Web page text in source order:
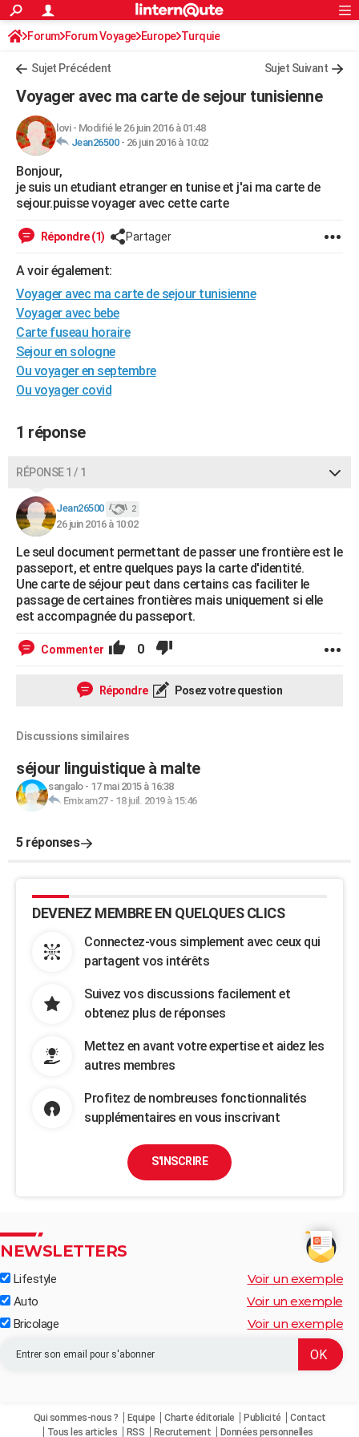
ACTUALITÉS
Politique
Société
Faits Divers
Education
Monde
Villes
+
FINANCE
Retraite
Impôts
Epargne
Immobilier
Risques naturels par ville
Banque
Assurance
Crédit
AUTO
Essais
Réserver un essai
Citadines
Berlines
SUV
Forum auto
+HIGH-TECH
Mobiles
Meilleur smartphone
Internet
Ordinateurs
Jeux vidéo
Guide high-tech
+
Forum
Aménagement intérieur
Extérieur
Cuisine
Salle de bains
Jardinage
Rangement
WEEK-END
Guides de France
Escapades
Patrimoine
Expositions
Musées
Week-end nature
+LIFESTYLE
Art de vivre
Bien-être
Loisirs
Mode
Modes de vie
SANTE
Alimentation
Guide de la santé
Maladies
Médicaments
Sommeil
VOYAGE
Destinations
City break
Voyage nature
Voyage de noces
Forum
Climat
+PHOTO
BONS PLANS
CARTE DE VOEUX
Carte de Noël
Carte Bonne année
Carte Saint-Valentin
Carte Pâques
Carte d'anniversaire
DICTIONNAIRE
Dictionnaire
Biographies
Citations
Expressions
Proverbes
COPAINS D'AVANT
S'inscrire
Se connecter
Lycées
Collèges
Primaires
Universités
Entreprises
Service militaire
Avis de recherche
AVIS DE DÉCÈS
FORUM
S'inscrire
Connexion
Forum Forum Voyage Europe Turquie
Sujet Précédent Sujet Suivant
Voyager avec ma carte de sejour tunisienne
lovi- Modifié le 26 juin 2016 à 01:48
Jean26500- 26 juin 2016 à 10:02
Bonjour,
je suis un etudiant etranger en tunise et j'ai ma carte de
sejour.puisse voyager avec cette carte
Répondre (1) Partager
A voir également:
Voyager avec ma carte de sejour tunisienne
Voyager avec bebe
Carte fuseau horaire
Sejour en sologne
Ou voyager en septembre
Ou voyager covid
1 réponse
RÉPONSE 1 / 1
Jean26500 2
26 juin 2016 à 10:02
Le seul document permettant de passer une frontière est le
passeport, et entre quelques pays la carte d'identité.
Une carte de séjour peut dans certains cas faciliter le
passage de certaines frontières mais uniquement si elle
est accompagnée du passeport.
Commenter 0
Répondre Posez votre question
Discussions similaires
séjour linguistique à malte
sangalo- 17 mai 2015 à 16:38
Emixam27- 18 juil. 2019 à 15:46
5 réponses
DEVENEZ MEMBRE EN QUELQUES CLICS
Connectez-vous simplement avec ceux qui
partagent vos intérêts
Suivez vos discussions facilement et
obtenez plus de réponses
Mettez en avant votre expertise et aidez les
autres membres
Profitez de nombreuses fonctionnalités
supplémentaires en vous inscrivant
S'INSCRIRE
NEWSLETTERS
Lifestyle Voir un exemple
Auto Voir un exemple
Bricolage Voir un exemple
Qui sommes-nous ? Equipe Charte éditoriale Publicité
Contact
Tous les articles
RSS Recrutement Données personnelles